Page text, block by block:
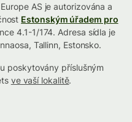
AS je autorizována a
Estonským úřadem pro
4.1-1/174. Adresa sídla je
Tallinn, Estonsko.
poskytovány příslušným
ve vaší lokalitě.